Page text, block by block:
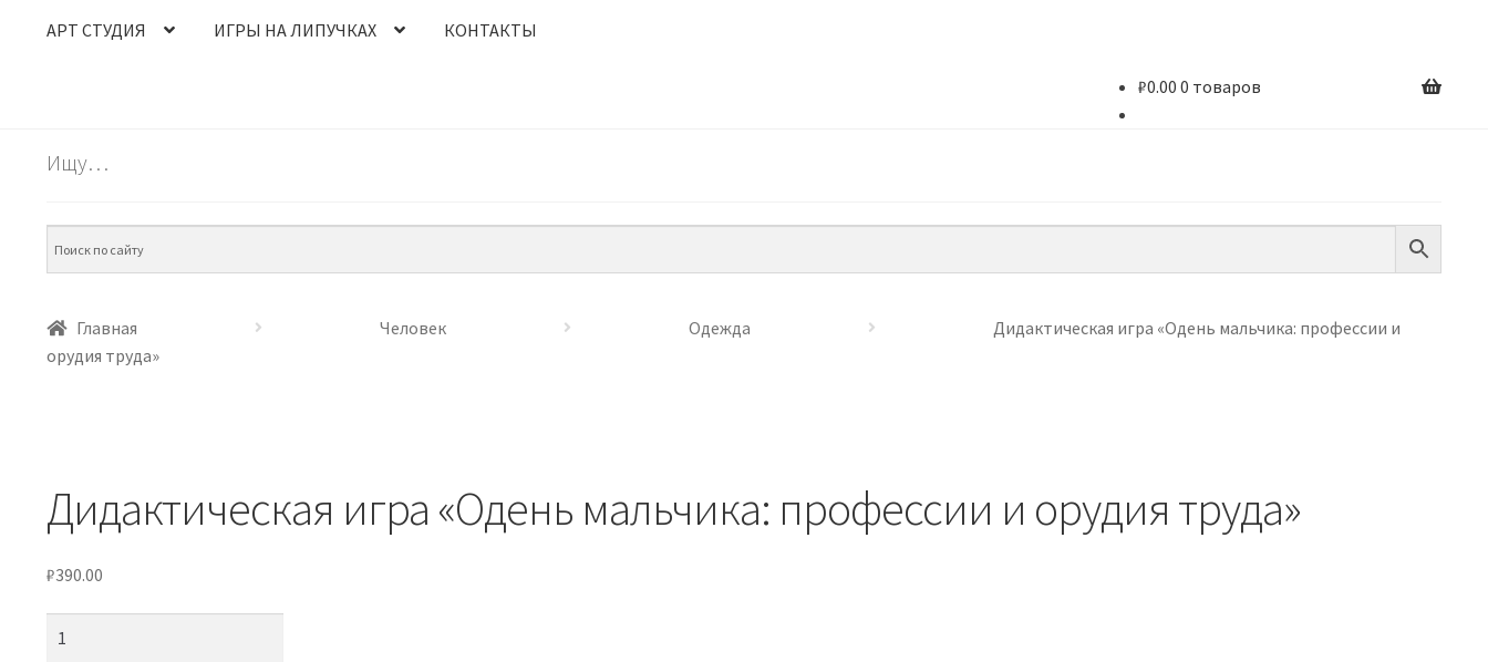
АРТ СТУДИЯ ИГРЫ НА ЛИПУЧКАХ КОНТАКТЫ
₽0.00 0 товаров
Ищу…
Главная Человек Одежда
Дидактическая игра «Одень мальчика: профессии и
орудия труда»
Дидактическая игра «Одень мальчика: профессии и орудия труда»
₽390.00